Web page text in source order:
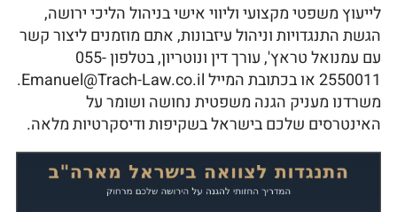
לייעוץ משפטי מקצועי וליווי אישי בניהול הליכי ירושה,
הגשת התנגדויות וניהול עיזבונות, אתם מוזמנים ליצור קשר
עם עמנואל טראץ', עורך דין ונוטריון, בטלפון 055-
2550011 או בכתובת המייל Emanuel@Trach-Law.co.il.
משרדנו מעניק הגנה משפטית נחושה ושומר על
האינטרסים שלכם בישראל בשקיפות ודיסקרטיות מלאה.